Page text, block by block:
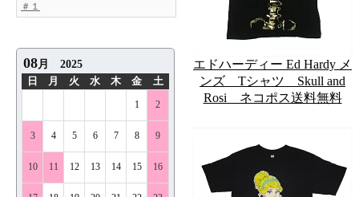
＃１
エドハーディー Ed Hardy メ
ンズ Tシャツ Skull and
Rosi ネコポス送料無料